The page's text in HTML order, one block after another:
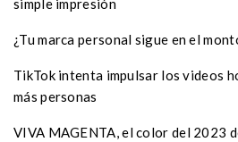
simple impresión
¿Tu marca personal sigue en el
TikTok intenta impulsar los videos
más personas
VIVA MAGENTA, el color del 2023